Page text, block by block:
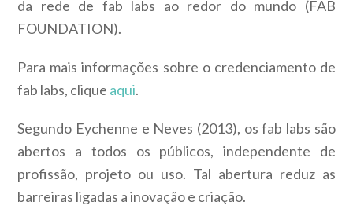
da rede de fab labs ao redor do mundo (FAB
FOUNDATION).
Para mais informações sobre o credenciamento de
fab labs, clique aqui.
Segundo Eychenne e Neves (2013), os fab labs são
abertos a todos os públicos, independente de
profissão, projeto ou uso. Tal abertura reduz as
barreiras ligadas a inovação e criação.